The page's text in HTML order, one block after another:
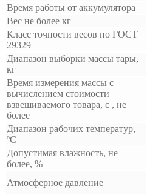
Время работы от аккумулятора
Вес не более кг
Класс точности весов по ГОСТ
29329
Диапазон выборки массы тары,
кг
Время измерения массы с
вычислением стоимости
взвешиваемого товара, с , не
более
Диапазон рабочих температур,
ºС
Допустимая влажность, не
более, %
Атмосферное давление